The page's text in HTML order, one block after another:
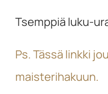
Tsemppiä luku-
Ps. Tässä linkki
maisterihakuun.